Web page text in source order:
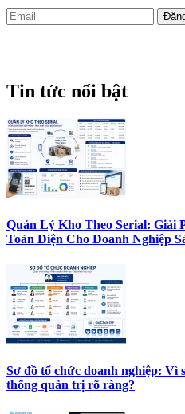
Tin tức nổi bật
Quản Lý Kho Theo Serial: Giải
Toàn Diện Cho Doanh Nghiệp
Sơ đồ tổ chức doanh nghiệp: Vì
thống quản trị rõ ràng?